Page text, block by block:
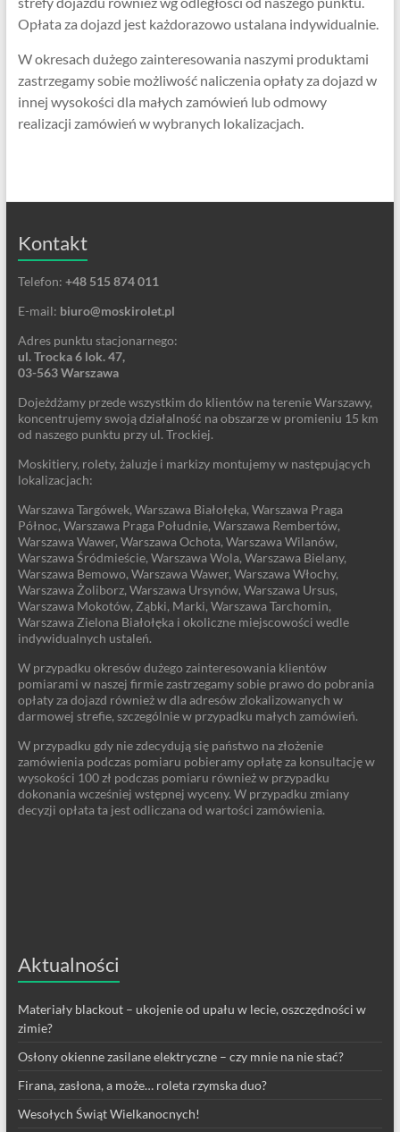
Opłata za dojazd jest każdorazowo ustalana indywidualnie.
W okresach dużego zainteresowania naszymi produktami
zastrzegamy sobie możliwość naliczenia opłaty za dojazd w
innej wysokości dla małych zamówień lub odmowy
realizacji zamówień w wybranych lokalizacjach.
Kontakt
Telefon: +48 515 874 011
E-mail: biuro@moskirolet.pl
Adres punktu stacjonarnego:
ul. Trocka 6 lok. 47,
03-563 Warszawa
Dojeżdżamy przede wszystkim do klientów na terenie Warszawy,
koncentrujemy swoją działalność na obszarze w promieniu 15 km
od naszego punktu przy ul. Trockiej.
Moskitiery, rolety, żaluzje i markizy montujemy w następujących
lokalizacjach:
Warszawa Targówek, Warszawa Białołęka, Warszawa Praga
Północ, Warszawa Praga Południe, Warszawa Rembertów,
Warszawa Wawer, Warszawa Ochota, Warszawa Wilanów,
Warszawa Śródmieście, Warszawa Wola, Warszawa Bielany,
Warszawa Bemowo, Warszawa Wawer, Warszawa Włochy,
Warszawa Żoliborz, Warszawa Ursynów, Warszawa Ursus,
Warszawa Mokotów, Ząbki, Marki, Warszawa Tarchomin,
Warszawa Zielona Białołęka i okoliczne miejscowości wedle
indywidualnych ustaleń.
W przypadku okresów dużego zainteresowania klientów
pomiarami w naszej firmie zastrzegamy sobie prawo do pobrania
opłaty za dojazd również w dla adresów zlokalizowanych w
darmowej strefie, szczególnie w przypadku małych zamówień.
W przypadku gdy nie zdecydują się państwo na złożenie
zamówienia podczas pomiaru pobieramy opłatę za konsultację w
wysokości 100 zł podczas pomiaru również w przypadku
dokonania wcześniej wstępnej wyceny. W przypadku zmiany
decyzji opłata ta jest odliczana od wartości zamówienia.
Aktualności
Materiały blackout – ukojenie od upału w lecie, oszczędności w
zimie?
Osłony okienne zasilane elektryczne – czy mnie na nie stać?
Firana, zasłona, a może… roleta rzymska duo?
Wesołych Świąt Wielkanocnych!